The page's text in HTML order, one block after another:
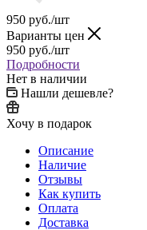
950 руб./шт
Варианты цен
950 руб./шт
Подробности
Нет в наличии
Нашли дешевле?
Хочу в подарок
Описание
Наличие
Отзывы
Как купить
Оплата
Доставка